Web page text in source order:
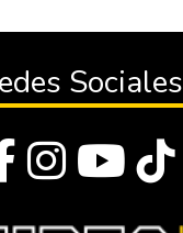
Sociales